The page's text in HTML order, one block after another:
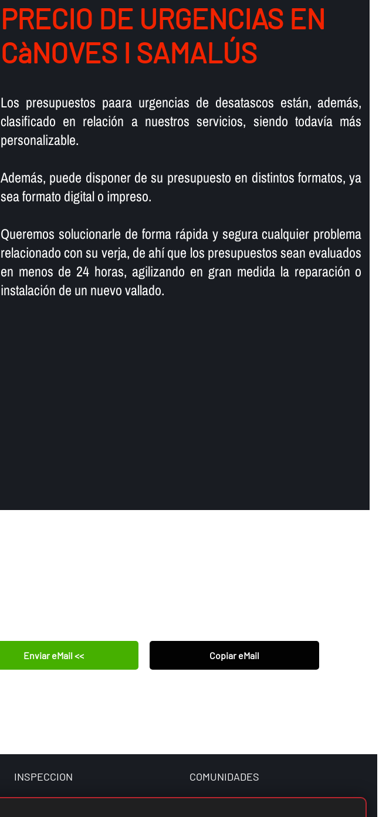
PRECIO DE URGENCIAS EN
CàNOVES I SAMALÚS
Los presupuestos paara urgencias de desatascos están, además,
clasificado en relación a nuestros servicios, siendo todaví­a más
personalizable.
Además, puede disponer de su presupuesto en distintos formatos, ya
sea formato digital o impreso.
Queremos solucionarle de forma rápida y segura cualquier problema
relacionado con su verja, de ahí­ que los presupuestos sean evaluados
en menos de 24 horas, agilizando en gran medida la reparación o
instalación de un nuevo vallado.
Enviar eMail << Copiar eMail
INSPECCION COMUNIDADES